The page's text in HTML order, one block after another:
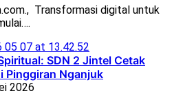
Transformasi digital untuk
SDN 2 Jintel Cetak
Pinggiran Nganjuk
2026